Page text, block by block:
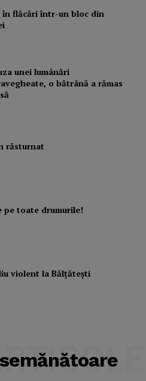
în flăcări într-un bloc din
unei lumânări
o bătrână a rămas
răsturnat
pe toate drumurile!
violent la Bălţăteşti